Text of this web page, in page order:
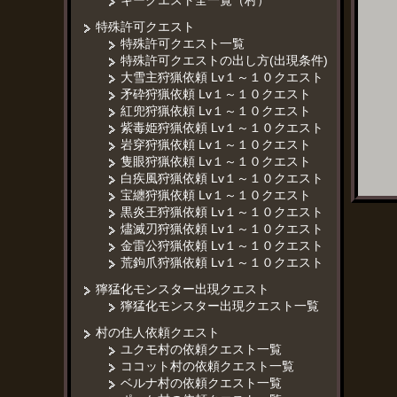
特殊許可クエスト
特殊許可クエスト一覧
特殊許可クエストの出し方(出現条件)
大雪主狩猟依頼 Lv１～１０クエスト
矛砕狩猟依頼 Lv１～１０クエスト
紅兜狩猟依頼 Lv１～１０クエスト
紫毒姫狩猟依頼 Lv１～１０クエスト
岩穿狩猟依頼 Lv１～１０クエスト
隻眼狩猟依頼 Lv１～１０クエスト
白疾風狩猟依頼 Lv１～１０クエスト
宝纏狩猟依頼 Lv１～１０クエスト
黒炎王狩猟依頼 Lv１～１０クエスト
燼滅刃狩猟依頼 Lv１～１０クエスト
金雷公狩猟依頼 Lv１～１０クエスト
荒鉤爪狩猟依頼 Lv１～１０クエスト
獰猛化モンスター出現クエスト
獰猛化モンスター出現クエスト一覧
村の住人依頼クエスト
ユクモ村の依頼クエスト一覧
ココット村の依頼クエスト一覧
ベルナ村の依頼クエスト一覧